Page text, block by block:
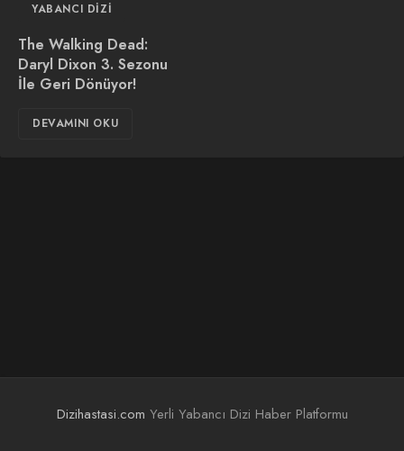
YABANCI DIZI
The Walking Dead:
Daryl Dixon 3. Sezonu
İle Geri Dönüyor!
DEVAMINI OKU
Dizihastasi.com Yerli Yabancı Dizi Haber Platformu